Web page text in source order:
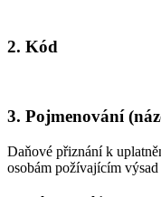
2. Kód
3. Pojmenování
Daňové přiznání k
osobám požívajícím